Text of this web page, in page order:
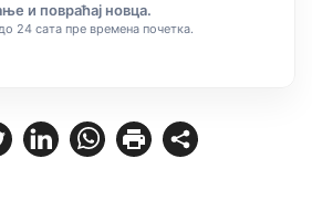
и повраћај новца.
24 сата пре времена почетка.